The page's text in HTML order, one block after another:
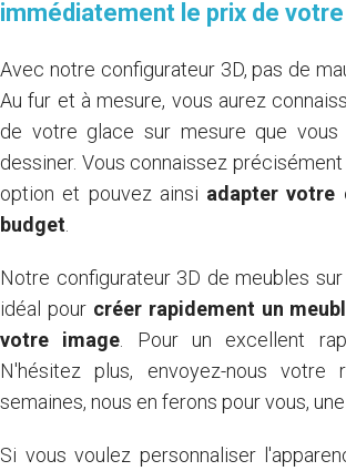
immédiatement le prix de
Avec notre configurateur 3D, pas de
Au fur et à mesure, vous aurez
de votre glace sur mesure que
dessiner. Vous connaissez
option et pouvez ainsi adapter votre
budget
Notre configurateur 3D de meubles
idéal pour créer rapidement un
votre image . Pour un excellent
N'hésitez plus, envoyez-nous
semaines, nous en ferons pour vous,
Si vous voulez personnaliser